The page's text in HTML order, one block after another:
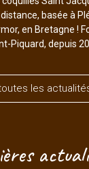
basée à
en Bretagne !
Piquard, depuis
les